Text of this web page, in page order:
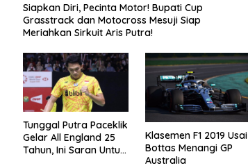
Siapkan Diri, Pecinta Motor! Bupati Cup
Grasstrack dan Motocross Mesuji Siap
Meriahkan Sirkuit Aris Putra!
Tunggal Putra Paceklik
Gelar All England 25
Tahun, Ini Saran Untuk
Klasemen F1 2019 Usai
Bottas Menangi GP
Australia